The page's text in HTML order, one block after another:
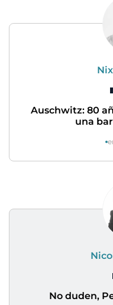
Auschwitz: 80
una
No duden,